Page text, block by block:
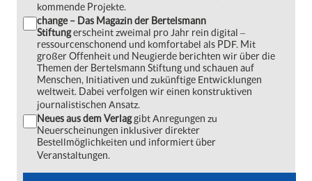
kommende Projekte.
change – Das Magazin der Bertelsmann
Stiftungerscheint zweimal pro Jahr rein digital ‒
ressourcenschonend und komfortabel als PDF. Mit
großer Offenheit und Neugierde berichten wir über die
Themen der Bertelsmann Stiftung und schauen auf
Menschen, Initiativen und zukünftige Entwicklungen
weltweit. Dabei verfolgen wir einen konstruktiven
journalistischen Ansatz.
Neues aus dem Verlaggibt Anregungen zu
Neuerscheinungen inklusiver direkter
Bestellmöglichkeiten und informiert über
Veranstaltungen.